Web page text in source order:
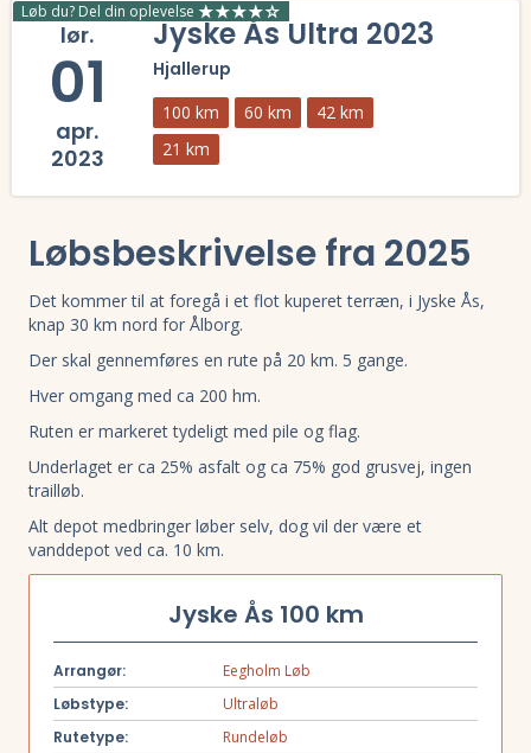
Løb du? Del din oplevelse
lør.
01
apr.
2023
Jyske Ås Ultra 2023
Hjallerup
100 km 60 km
42 km
21 km
Løbsbeskrivelse fra 2025
Det kommer til at foregå i et flot kuperet terræn, i Jyske Ås,
knap 30 km nord for Ålborg.
Der skal gennemføres en rute på 20 km. 5 gange.
Hver omgang med ca 200 hm.
Ruten er markeret tydeligt med pile og flag.
Underlaget er ca 25% asfalt og ca 75% god grusvej, ingen
trailløb.
Alt depot medbringer løber selv, dog vil der være et
vanddepot ved ca. 10 km.
Jyske Ås 100 km
Arrangør:
Eegholm Løb
Løbstype:
Ultraløb
Rutetype:
Rundeløb